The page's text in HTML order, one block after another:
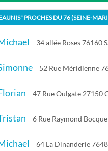
" PROCHES DU76 (SEINE-
34 allée Roses 76160
52 Rue Méridienne
47 Rue Oulgate 27150
6 Rue Raymond
64 La Dinanderie